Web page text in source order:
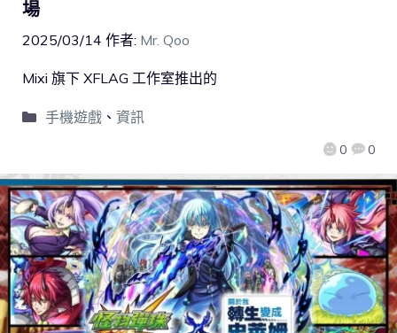
場
2025/03/14 作者: Mr. Qoo
0 0
Mixi 旗下 XFLAG 工作室推出的
手機遊戲、 資訊